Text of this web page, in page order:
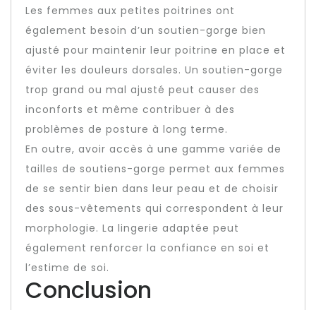
Les femmes aux petites poitrines ont
également besoin d’un soutien-gorge bien
ajusté pour maintenir leur poitrine en place et
éviter les douleurs dorsales. Un soutien-gorge
trop grand ou mal ajusté peut causer des
inconforts et même contribuer à des
problèmes de posture à long terme.
En outre, avoir accès à une gamme variée de
tailles de soutiens-gorge permet aux femmes
de se sentir bien dans leur peau et de choisir
des sous-vêtements qui correspondent à leur
morphologie. La lingerie adaptée peut
également renforcer la confiance en soi et
l’estime de soi.
Conclusion